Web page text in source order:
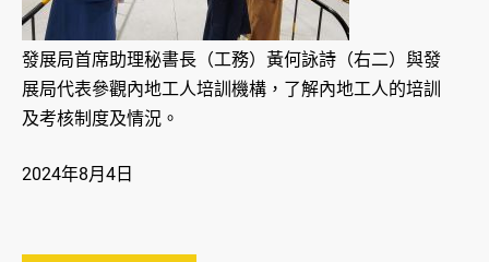
發展局首席助理秘書長（工務）黃何詠詩（右二）與發
展局代表參觀內地工人培訓機構，了解內地工人的培訓
及考核制度及情況。
2024年8月4日